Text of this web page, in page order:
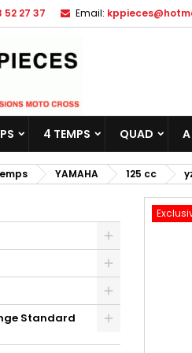
52 27 37 Email:
4 TEMPS QUAD
YAMAHA 125 cc
Standard